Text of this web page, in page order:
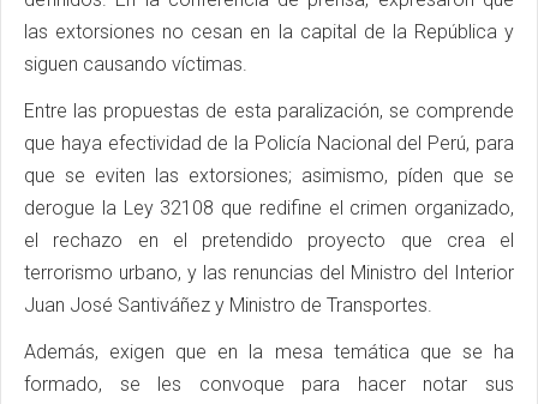
las extorsiones no cesan en la capital de la República y
siguen causando víctimas.
Entre las propuestas de esta paralización, se comprende
que haya efectividad de la Policía Nacional del Perú, para
que se eviten las extorsiones; asimismo, píden que se
derogue la Ley 32108 que redifine el crimen organizado,
el rechazo en el pretendido proyecto que crea el
terrorismo urbano, y las renuncias del Ministro del Interior
Juan José Santiváñez y Ministro de Transportes.
Además, exigen que en la mesa temática que se ha
formado, se les convoque para hacer notar sus